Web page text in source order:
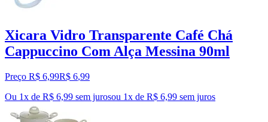
Xicara Vidro Transparente Café Chá
Cappuccino Com Alça Messina 90ml
Preço R$ 6,99R$ 6,99
Ou 1x de R$ 6,99 sem jurosou 1x de R$ 6,99 sem juros